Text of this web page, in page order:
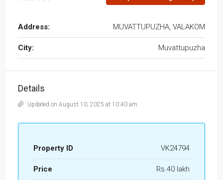
Address: MUVATTUPUZHA, VALAKOM
City: Muvattupuzha
Details
Updated on August 10, 2025 at 10:40 am
Property ID VK24794
Price Rs.40 lakh